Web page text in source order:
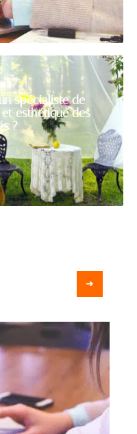
spécialiste de
et esthétique des
?